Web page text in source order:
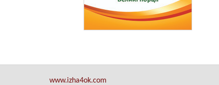
www.izha4ok.com